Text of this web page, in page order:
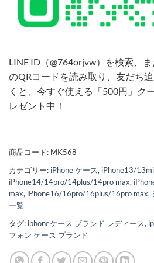
LINE ID（@764orjvw）を検索、
のQRコードを読み取り、友だち
くと、今すぐ使える「500円」ク
レゼント中！
商品コード: MK568
カテゴリー: iPhone ケース, iPhone13/
iPhone14/14pro/14plus/14pro max,
max, iPhone16/16pro/16plus/16pro max,
一覧
タグ: iphoneケース ブランド レディース,
フォン ケース ブランド